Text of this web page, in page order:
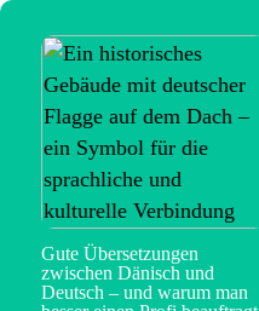
Gute Übersetzungen
zwischen Dänisch und
Deutsch – und warum man